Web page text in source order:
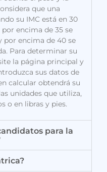
que una
su IMC está en 30
encima de 35 se
por encima de 40 se
Para determinar su
la página principal y
sus datos de
calcular obtendrá su
unidades que utiliza,
o en libras y pies.
para la